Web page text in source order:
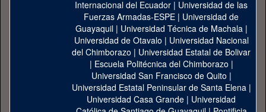
Internacional del Ecuador | Universidad de las
Fuerzas Armadas-ESPE | Universidad de
Guayaquil| Universidad Técnica de Machala|
Universidad de Otavalo | Universidad Nacional
del Chimborazo | Universidad Estatal de Bolivar
| Escuela Politécnica del Chimborazo |
Universidad San Francisco de Quito |
Universidad Estatal Peninsular de Santa Elena|
Universidad Casa Grande | Universidad